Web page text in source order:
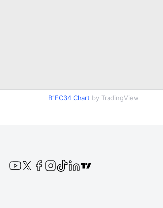
B1FC34Chart by TradingView